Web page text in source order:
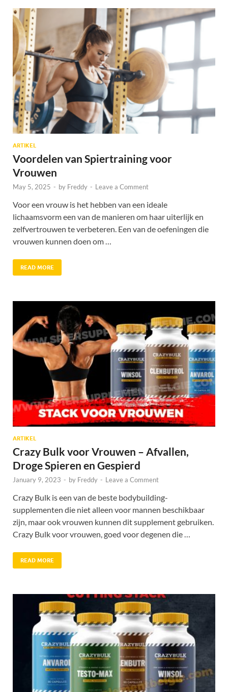
ARTIKEL
Voordelen van Spiertraining voor
Vrouwen
May 5, 2025 - by Freddy - Leave a Comment
Voor een vrouw is het hebben van een ideale
lichaamsvorm een van de manieren om haar uiterlijk en
zelfvertrouwen te verbeteren. Een van de oefeningen die
vrouwen kunnen doen om …
READ MORE
ARTIKEL
Crazy Bulk voor Vrouwen – Afvallen,
Droge Spieren en Gespierd
January 9, 2023 - by Freddy - Leave a Comment
Crazy Bulk is een van de beste bodybuilding-
supplementen die niet alleen voor mannen beschikbaar
zijn, maar ook vrouwen kunnen dit supplement gebruiken.
Crazy Bulk voor vrouwen, goed voor degenen die …
READ MORE